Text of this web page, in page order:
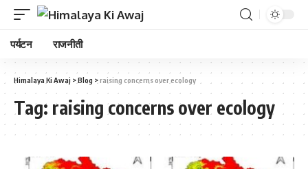
पर्यटन राजनीती
Himalaya Ki Awaj >Blog >raising concerns over ecology
Tag: raising concerns over ecology